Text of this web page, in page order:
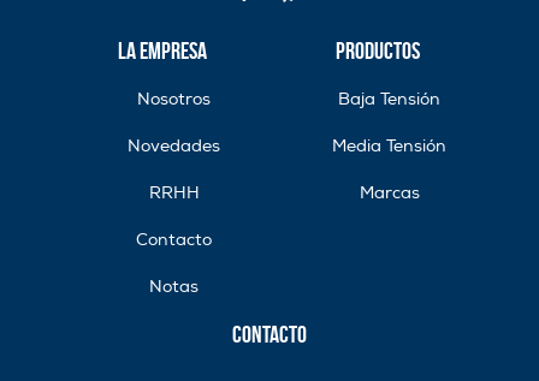
La Empresa
Nosotros
Novedades
RRHH
Contacto
Notas
Productos
Baja Tensión
Media Tensión
Marcas
Contacto